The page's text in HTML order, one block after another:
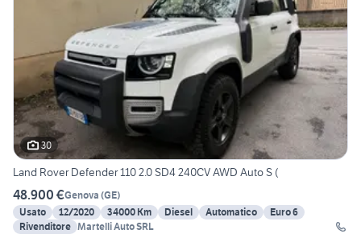
30
Land Rover Defender 110 2.0 SD4 240CV AWD Auto S (
48.900 €Genova (GE)
Usato
12/2020 34000 Km Diesel Automatico
Euro 6
Rivenditore Martelli Auto SRL